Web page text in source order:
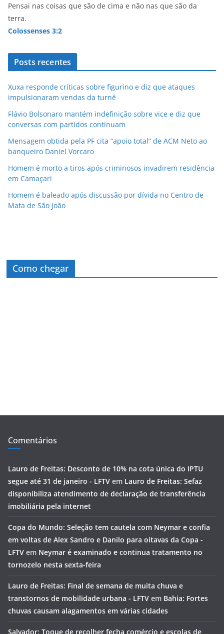
Pensai nas coisas que são de cima e não nas que são da
terra.
Colossenses 3:2
Posts recentes
Xuxa responde críticas sobre figurino e diz que ataques
impulsionaram vendas da turnê
Flávio Bolsonaro mantém indefinição sobre vice e diz que
conversas com partidos continuam
Mensagem obtida pela PF cita “apoio total” de ACM Neto ao
banqueiro Daniel Vorcaro
Homem é morto a tiros após criminosos invadirem residência
em Camaçari
Homem é baleado após discussão por dívida no Centro de
Mata de São João
Como chegar
Comentários
Lauro de Freitas: Desconto de 10% na cota única do IPTU
segue até 31 de janeiro - LFTV em Lauro de Freitas: Sefaz
disponibiliza atendimento de declaração de transferência
imobiliária pela internet
Copa do Mundo: Seleção tem cautela com Neymar e confia
em voltas de Alex Sandro e Danilo para oitavas da Copa -
LFTV em Neymar é examinado e continua tratamento no
tornozelo nesta sexta-feira
Lauro de Freitas: Final de semana de muita chuva e
transtornos de mobilidade urbana - LFTV em Bahia: Fortes
chuvas causam alagamentos em várias cidades
Salvador: Toque de recolher fecha comércio e escolas de